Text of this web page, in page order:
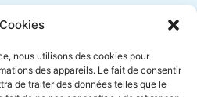
Cookies
nous utilisons des cookies pour
des appareils. Le fait de consentir
de traiter des données telles que le